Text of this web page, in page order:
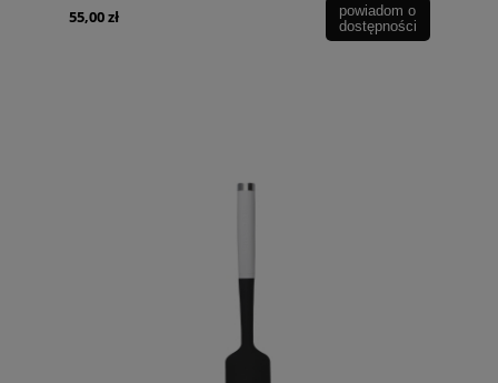
55,00 zł
powiadom o
dostępności